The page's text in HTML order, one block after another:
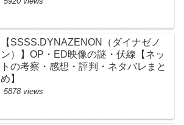
【SSSS.DYNAZENON（ダイナゼノ
ン）】OP・ED映像の謎・伏線【ネッ
トの考察・感想・評判・ネタバレまと
め】
5878 views